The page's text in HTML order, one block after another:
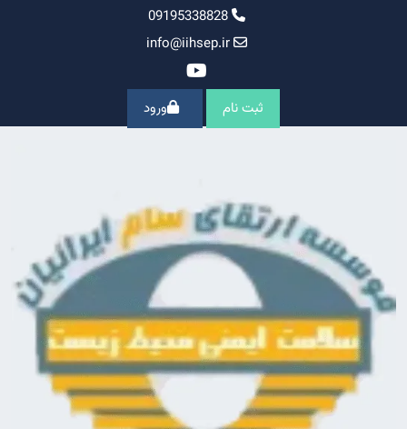
09195338828
info@iihsep.ir
ثبت نام ورود